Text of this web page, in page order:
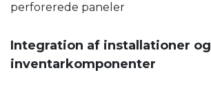
perforerede paneler
Integration af installationer og
inventarkomponenter